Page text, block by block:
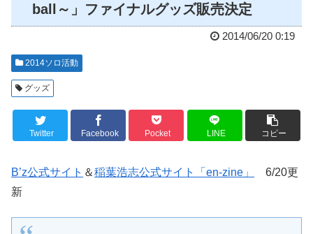
ball～」ファイナルグッズ販売決定
2014/06/20 0:19
2014ソロ活動
グッズ
Twitter Facebook Pocket LINE コピー
B’z公式サイト ＆稲葉浩志公式サイト「en-zine」
6/20更
新